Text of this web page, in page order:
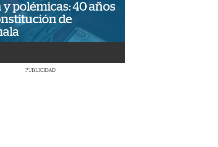
polémicas: 40 años
de
PUBLICIDAD